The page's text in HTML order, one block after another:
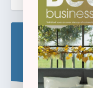
Blijf
Schrijf u hier